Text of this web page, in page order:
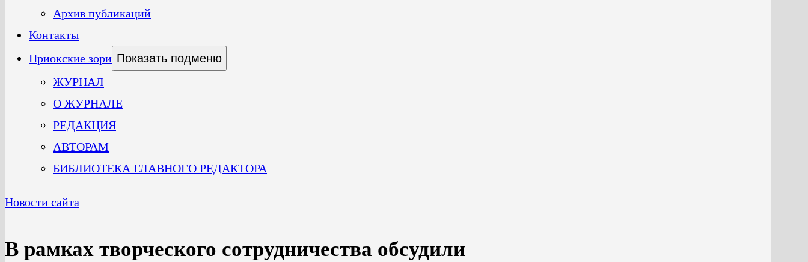
Архив публикаций
Контакты
Приокские зори Показать подменю
ЖУРНАЛ
О ЖУРНАЛЕ
РЕДАКЦИЯ
АВТОРАМ
БИБЛИОТЕКА ГЛАВНОГО РЕДАКТОРА
Новости сайта
В рамках творческого сотрудничества обсудили